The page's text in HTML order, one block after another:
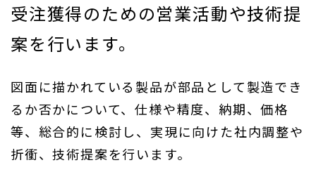
受注獲得のための営業活動や技術提
案を行います。
図面に描かれている製品が部品として製造でき
るか否かについて、仕様や精度、納期、価格
等、総合的に検討し、実現に向けた社内調整や
折衝、技術提案を行います。